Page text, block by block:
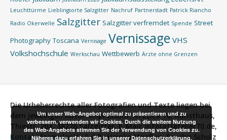
Leuchttürme Lieblingsorte Salzgitter Nachruf Partnerstadt Patrick Riancho
Radio Okerwelle Salzgitter Salzgitter verfremdet Spende Street
Photography Toscana Vernisage Vernissage VHS
Volkshochschule Werkschau Wettbewerb Ärzte ohne Grenzen
Die Urheberrechte aller Fotografien und Texte liegen bei
dem jeweiligen Autor.Impressum: ATELIER 70, Kunsthaus,
Thiestr. 26a, 38226 Salzgitter, E-Mail: info[at]atelier70.de,
Kontaktformular V.i.S.d.P.:Heinke Maaßen, Sandra Schulz
Um unser Web-Angebot optimal zu präsentieren und zu
verbessern, verwenden wir Cookies. Durch die weitere Nutzung
des Web-Angebots stimmen Sie der Verwendung von Cookies zu.
Näheres dazu erfahren Sie in unserer Datenschutzerklärung.